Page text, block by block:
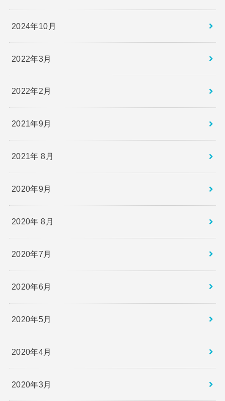
2024年10月
2022年3月
2022年2月
2021年9月
2021年 8月
2020年9月
2020年 8月
2020年7月
2020年6月
2020年5月
2020年4月
2020年3月